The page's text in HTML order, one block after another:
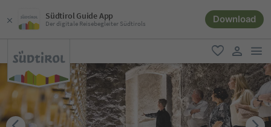
Südtirol Guide App
Der digitale Reisebegleiter Südtirols Download
favorit
user link